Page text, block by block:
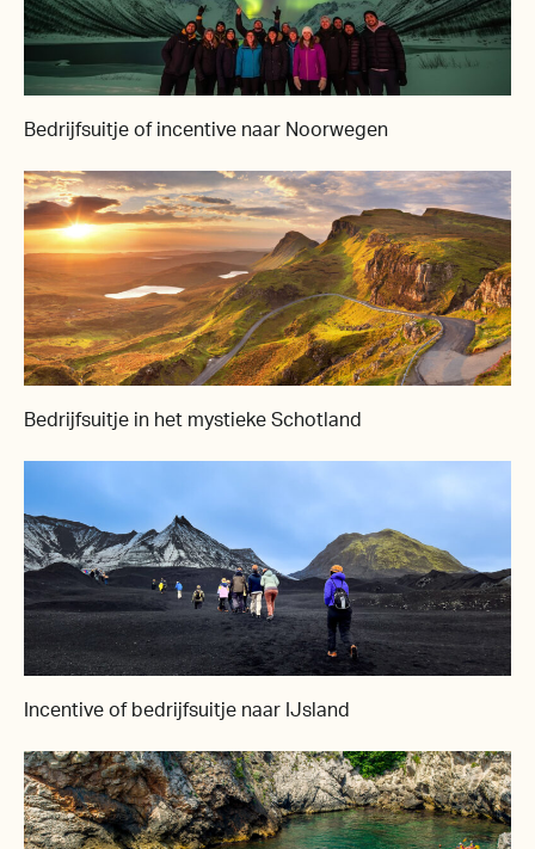
Bedrijfsuitje of incentive naar Noorwegen
Bedrijfsuitje in het mystieke Schotland
Incentive of bedrijfsuitje naar IJsland